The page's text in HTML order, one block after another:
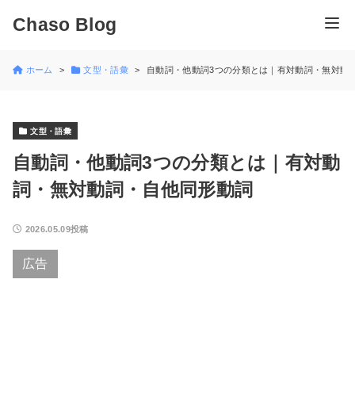
Chaso Blog
ホーム 文型・語彙 自動詞・他動詞3つの分類とは｜有対動詞・無対動
文型・語彙
自動詞・他動詞3つの分類とは｜有対動
詞・無対動詞・自他同形動詞
2026.05.09投稿
広告